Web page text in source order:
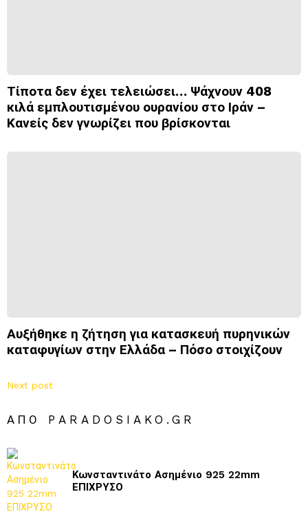
Τίποτα δεν έχει τελειώσει… Ψάχνουν 408
κιλά εμπλουτισμένου ουρανίου στο Ιράν –
Κανείς δεν γνωρίζει που βρίσκονται
Αυξήθηκε η ζήτηση για κατασκευή πυρηνικών
καταφυγίων στην Ελλάδα – Πόσο στοιχίζουν
Next post
ΑΠΌ PARADOSIAKO.GR
Κωνσταντινάτο Ασημένιο 925 22mm
ΕΠΙΧΡΥΣΟ